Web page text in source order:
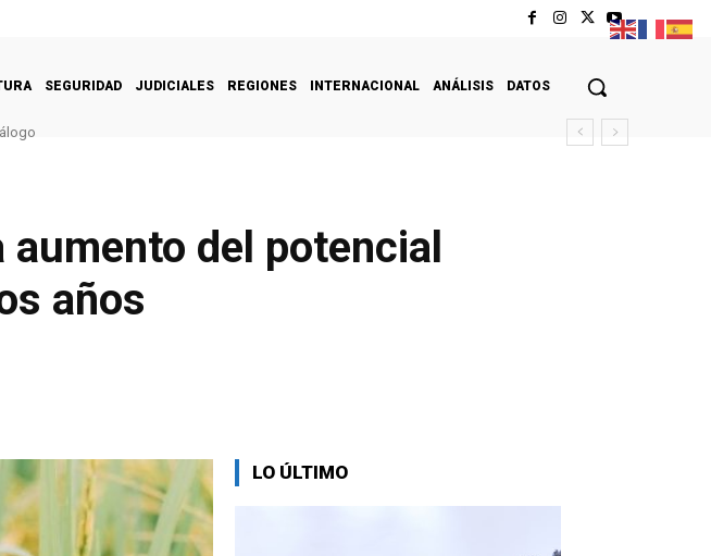
SEGURIDAD JUDICIALES REGIONES INTERNACIONAL ANÁLISIS DATOS
aumento del potencial
años
LO ÚLTIMO